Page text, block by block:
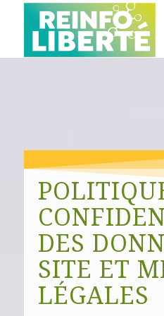
DES
SITE ET
LÉGALES